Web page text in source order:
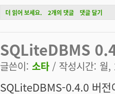
SQLiteDBMS 0.4.1 릴리즈, 홈페이지 리뉴
더 읽어 보세요. 2개의 댓글 댓글 달기
SQLiteDBMS
글쓴이: 소타 / 작성시간: 월
SQLiteDBMS-0.4.0 버전